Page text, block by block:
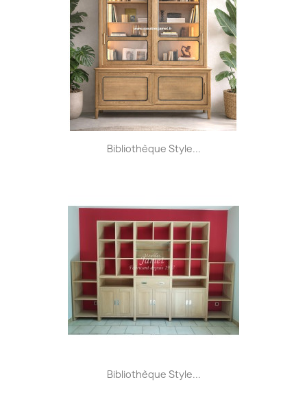
Bibliothèque Style...
Bibliothèque Style...